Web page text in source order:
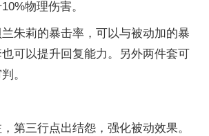
物理伤害。
朱莉的暴击率，可以与被动加的暴
可以提升回复能力。另外两件套可
。
第三行点出结怨，强化被动效果。